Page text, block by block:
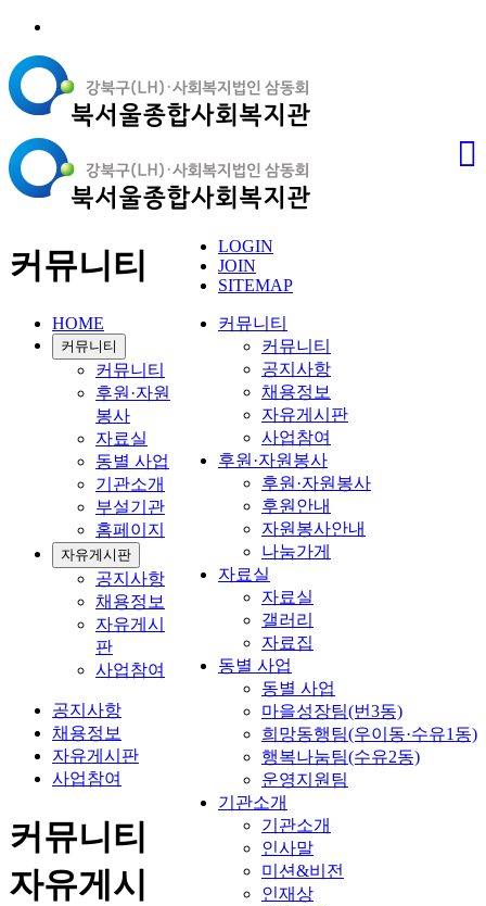
LOGIN
JOIN
SITEMAP
커뮤니티
커뮤니티
공지사항
채용정보
자유게시판
사업참여
후원·자원봉사
후원·자원봉사
후원안내
자원봉사안내
나눔가게
자료실
자료실
갤러리
자료집
동별 사업
동별 사업
마을성장팀(번3동)
희망동행팀(우이동·수유1동)
행복나눔팀(수유2동)
운영지원팀
기관소개
기관소개
인사말
미션&비전
인재상
커뮤니티
HOME
커뮤니티
커뮤니티
후원·자원
봉사
자료실
동별 사업
기관소개
부설기관
홈페이지
자유게시판
공지사항
채용정보
자유게시
판
사업참여
공지사항
채용정보
자유게시판
사업참여
커뮤니티
자유게시